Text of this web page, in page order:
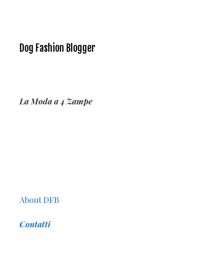
Dog Fashion Blogger
La Moda a 4 Zampe
About DFB
Contatti